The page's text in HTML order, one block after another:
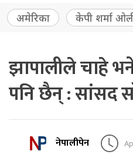
अमेरिका केपी शर्मा
झापालीले चाहे
पनि छैन् : सांसद
नेपालीपेन